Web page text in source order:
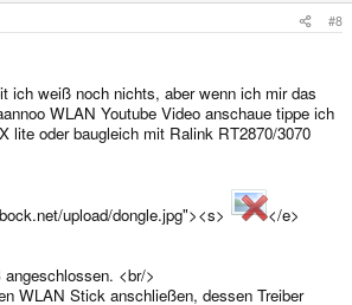
#8
ich weiß noch nichts, aber wenn ich mir das
WLAN Youtube Video anschaue tippe ich
lite oder baugleich mit Ralink RT2870/3070
upload/dongle.jpg"><s>
</e>
<br/>
WLAN Stick anschließen, dessen Treiber